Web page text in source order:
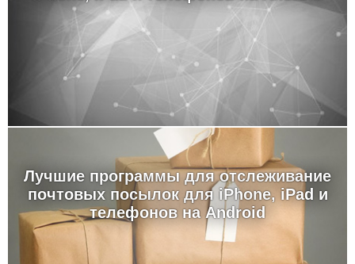
Лучшие программы для отслеживание
почтовых посылок для iPhone, iPad и
телефонов на Android